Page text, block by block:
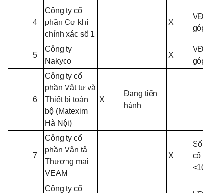
4
Công ty cổ
phần Cơ khí
chính xác số 1
X
VĐL đã
góp
5
Công ty
Nakyco
X
VĐL đã
góp
6
Công ty cổ
phần Vật tư và
Thiết bị toàn
bộ (Matexim
Hà Nội)
X
Đang tiến
hành
7
Công ty cổ
phần Vận tải
Thương mại
VEAM
X
Số
cổ
<100
Công ty cổ